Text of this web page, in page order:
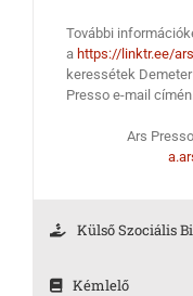
További
a https://linktr.ee/
keressétek
Presso e-mail
Ars
Külső Szociális
Kémlelő